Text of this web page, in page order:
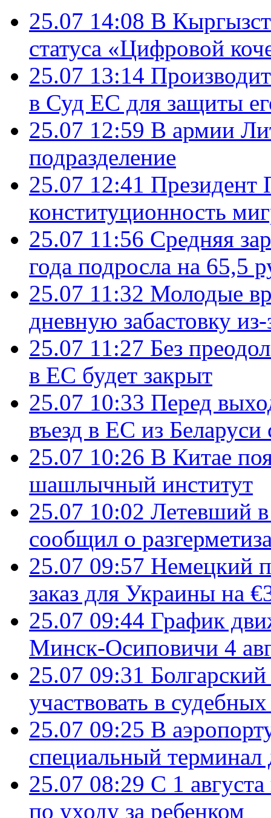
25.07 14:08 В
статуса «Цифровой
25.07 13:14
в Суд ЕС для защиты
25.07 12:59 В армии
подразделение
25.07 12:41 Президент
конституционность
25.07 11:56 Средняя
года подросла на 65,5
25.07 11:32 Молодые
дневную забастовку
25.07 11:27 Без
в ЕС будет закрыт
25.07 10:33 Перед
въезд в ЕС из Беларуси
25.07 10:26 В Китае
шашлычный институт
25.07 10:02 Летевший
сообщил о
25.07 09:57 Немецкий
заказ для Украины на
25.07 09:44 График
Минск-Осиповичи 4
25.07 09:31
участвовать в
25.07 09:25 В
специальный терминал
25.07 08:29 С 1
по уходу за ребенком